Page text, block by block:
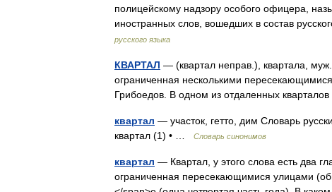
полицейскому надзору особого офицера,
иностранных слов, вошедших в состав
русского языка
КВАРТАЛ — (квартал неправ.), квартала,
ограниченная несколькими
Грибоедов. В одном из отдаленных
квартал — участок, гетто, дим Словарь
квартал (1) • …
Словарь синонимов
квартал — Квартал, у этого слова есть два
ограниченная пересекающимися улицами